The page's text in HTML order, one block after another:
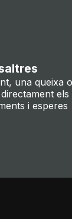
una queixa
els
i esperes